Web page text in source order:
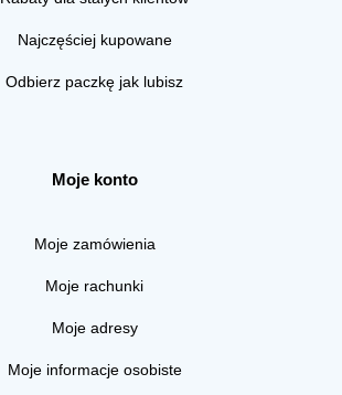
Najczęściej kupowane
Odbierz paczkę jak lubisz
Moje konto
Moje zamówienia
Moje rachunki
Moje adresy
Moje informacje osobiste